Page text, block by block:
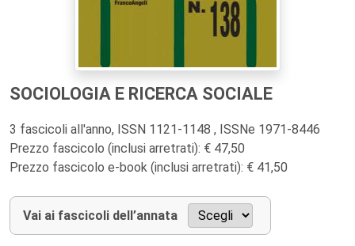
SOCIOLOGIA E RICERCA SOCIALE
3 fascicoli all'anno, ISSN 1121-1148 , ISSNe 1971-8446
Prezzo fascicolo (inclusi arretrati): € 47,50
Prezzo fascicolo e-book (inclusi arretrati): € 41,50
Vai ai fascicoli dell’annata